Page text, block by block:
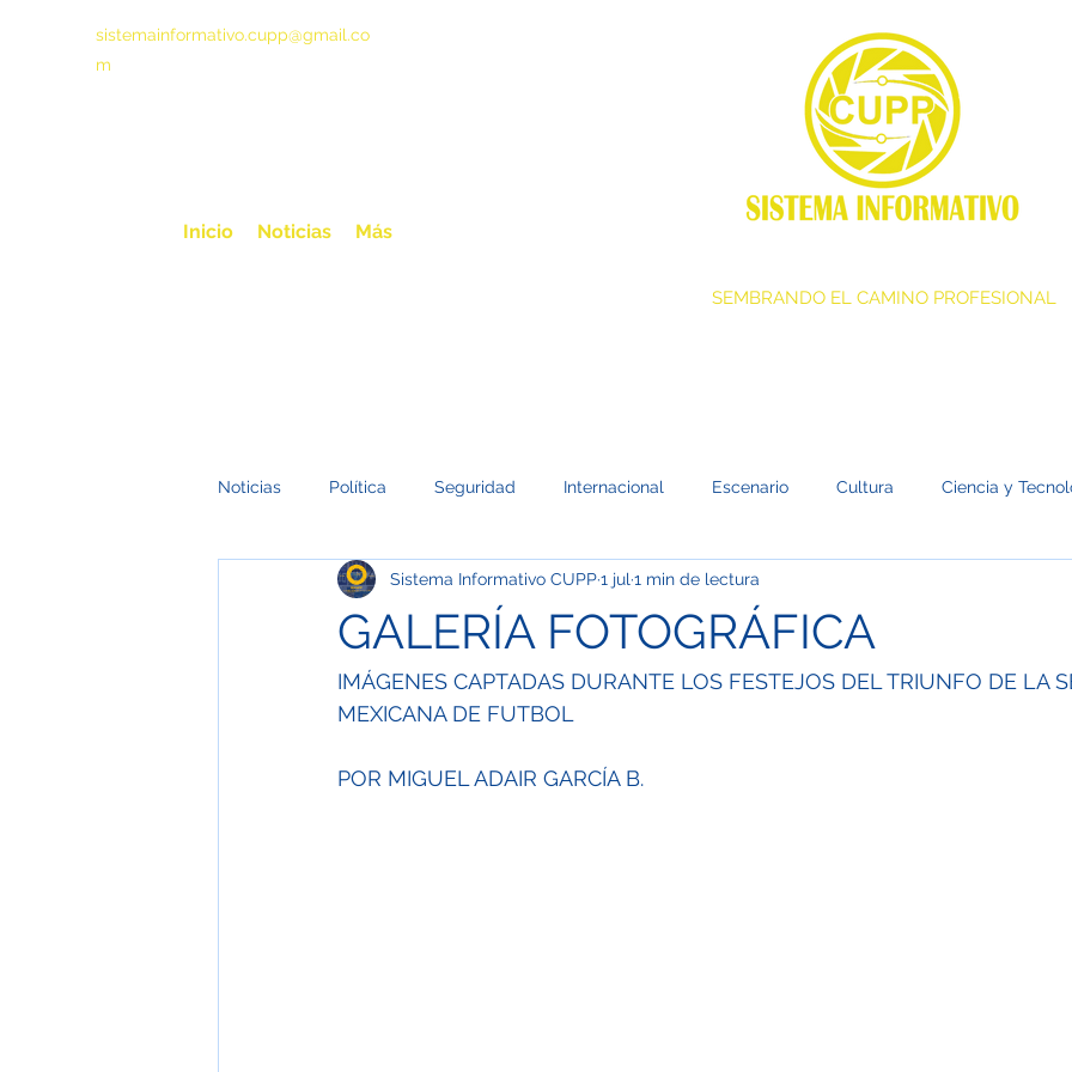
sistemainformativo.cupp@gmail.co
m
Inicio Noticias Más
SEMBRANDO EL CAMINO PROFESIONAL
Noticias Política Seguridad Internacional Escenario Cultura Ciencia y
Media Geek Especial Opinión Info Cupp Oficios y talachas urbanas
Educación y Comunicación Clima Festivales y desfiles Corrupción
ESPECIAL / MUSEOS Especial / Museos
GALERÍA FOTOGRÁFICA
Sistema Informativo CUPP1 jul 1 min de lectura
IMÁGENES CAPTADAS DURANTE LOS FESTEJOS DEL TRIUNFO DE LA
MEXICANA DE FUTBOL
POR MIGUEL ADAIR GARCÍA B.